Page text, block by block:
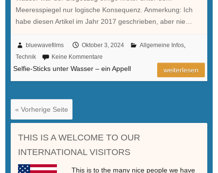
Meeresspiegel nur logische Konsequenz. Anmerkung: Ich
habe diesen Artikel im Jahr 2017 geschrieben, aber nie…
bluewavefilms Oktober 3, 2024 Allgemeine Infos,
Technik
Keine Kommentare
Selfie-Sticks unter Wasser – ein Appell weiterlesen
« Vorherige Seite
THIS IS A WELCOME TO OUR
INTERNATIONAL VISITORS
This is to the many nice people we have